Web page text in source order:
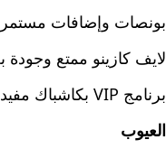
بونصات وإضافات
لايف كازينو ممتع وجودة
برنامج VIP بكاشباك مفيد للّي بيلعب كتير
العيوب